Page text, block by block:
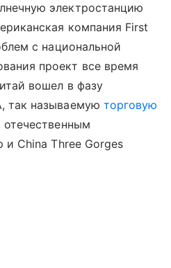
электростанцию
компания First
с национальной
проект все время
вошел в фазу
так называемую торговую
отечественным
и China Three Gorges